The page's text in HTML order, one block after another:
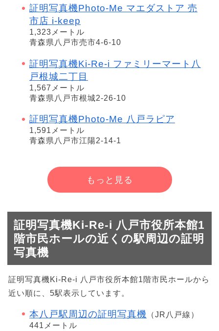
証明写真機Photo-Me マエダストア 売
市店 i-keep
1,323メートル
青森県八戸市売市4-6-10
証明写真機Ki-Re-i ファミリーマート八
戸根城二丁目
1,567メートル
青森県八戸市根城2-26-10
証明写真機Photo-Me 八戸ラピア
1,591メートル
青森県八戸市江陽2-14-1
もっと見る
証明写真機Ki-Re-i 八戸市役所本館1
階市民ホールの近くの駅周辺の証明
写真機
証明写真機Ki-Re-i 八戸市役所本館1階市民ホールから
近い順に、5駅表示しています。
本八戸駅周辺の証明写真機
（JR八戸線）
441メートル